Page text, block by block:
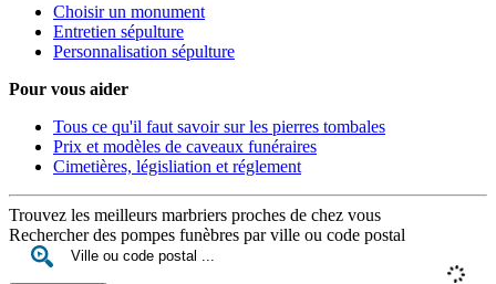
Choisir un monument
Entretien sépulture
Personnalisation sépulture
Pour vous aider
Tous ce qu'il faut savoir sur les pierres tombales
Prix et modèles de caveaux funéraires
Cimetières, législiation et réglement
Trouvez les meilleurs marbriers proches de chez vous
Rechercher des pompes funèbres par ville ou code postal